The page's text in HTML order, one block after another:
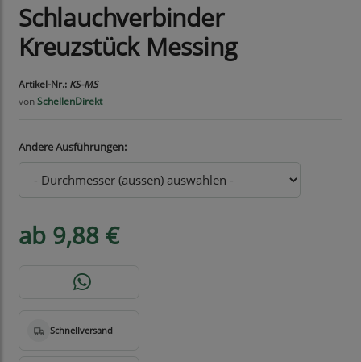
Schlauchverbinder
Kreuzstück Messing
Artikel-Nr.: KS-MS
vonSchellenDirekt
Andere Ausführungen:
ab 9,88 €